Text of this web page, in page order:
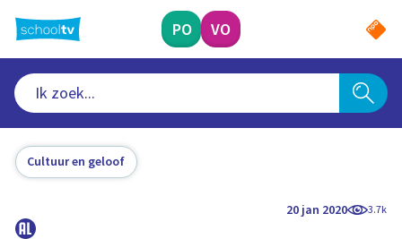
naar
hoofdinhoud
PO VO
Cultuur en geloof
20 jan 2020 3.7k